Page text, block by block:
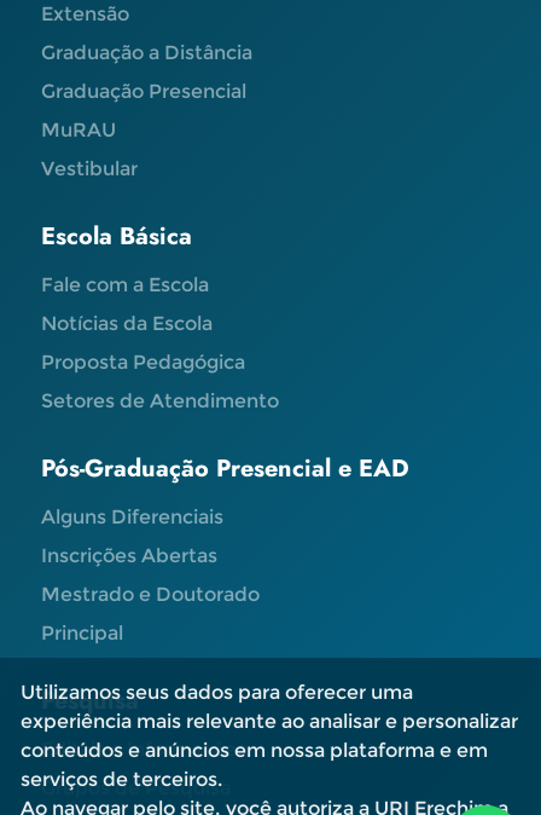
Extensão
Graduação a Distância
Graduação Presencial
MuRAU
Vestibular
Escola Básica
Fale com a Escola
Notícias da Escola
Proposta Pedagógica
Setores de Atendimento
Pós-Graduação Presencial e EAD
Alguns Diferenciais
Inscrições Abertas
Mestrado e Doutorado
Principal
Pesquisa
Editais e Informações
Grupos de Pesquisa
Utilizamos seus dados para oferecer uma
experiência mais relevante ao analisar e personalizar
conteúdos e anúncios em nossa plataforma e em
serviços de terceiros.
Ao navegar pelo site, você autoriza a URI Erechim a